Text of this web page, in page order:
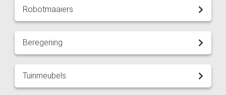
Robotmaaiers
Beregening
Tuinmeubels